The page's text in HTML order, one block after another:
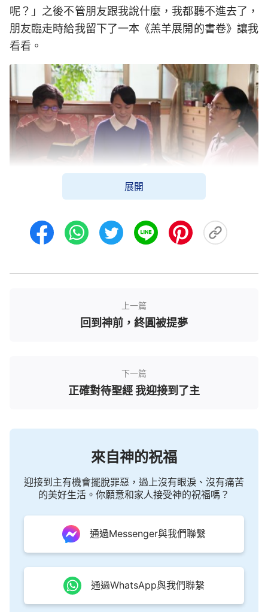
呢？」之後不管朋友跟我說什麼，我都聽不進去了，
朋友臨走時給我留下了一本《羔羊展開的書卷》讓我
看看。
自從朋友走後，我覺得朋友講的與聖經不符，心
裡充滿了抵觸，就一直沒有看過《羔羊展開的書卷》
裡特別好奇，心想：朋友說主已道成肉身回來了，而
想，朋友是一個素質好，也比較追求的人，她平時做
什麼事都挺有主見的，我信主也是她傳給我的，如果
了些什麼，說不定對我信主有幫助呢。於是，我打開
這本書，翻到《寫在前面的話》看到：「我希望每一
不要做當代的法利賽人將神重釘十字架，應仔細考慮
考慮當如何迎接神的重歸，應清醒清醒自己的頭腦當
真理的人，這是每一個等候耶穌駕著
白雲重歸的人的職責。我們應將自己的靈眼擦亮，不
要陷在那些騰雲駕霧的字句之中。應想想現實的神的
作工，應看看神實際的一面，不要總是忘乎所以，整
天飄飄悠悠，總是盼著天上的某一朵白雲上坐著主耶
穌突然降在你們中間，來接你們這些從不認識他、從
未見過他、不知如何遵行他旨意的人。還是想點現實
當看到這段話時，我心裡五味雜陳，這書中
的話怎麼連我心裡想的、盼的都說出來了？「不要陷
展開
上一篇
回到神前，終圓被提夢
下一篇
正確對待聖經 我迎接到了主
來自神的祝福
迎接到主有機會擺脫罪惡，過上沒有眼淚、沒有痛苦
的美好生活。你願意和家人接受神的祝福嗎？
通過Messenger與我們聯繫
通過WhatsApp與我們聯繫